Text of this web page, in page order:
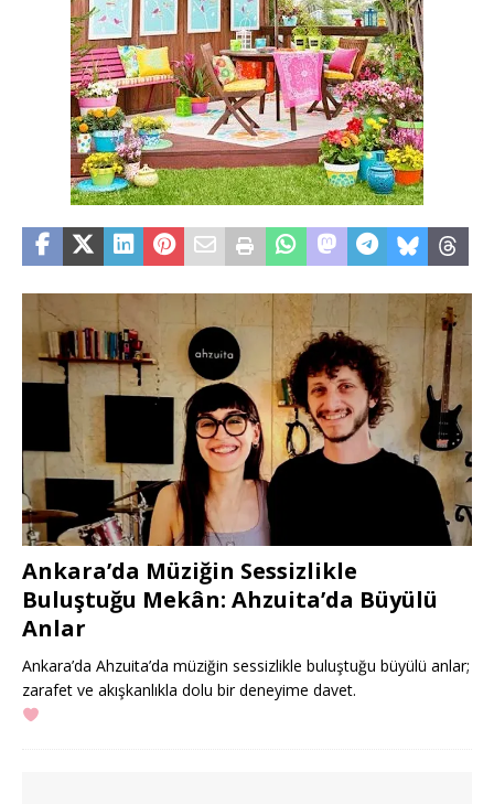
Ankara’da Müziğin Sessizlikle
Buluştuğu Mekân: Ahzuita’da Büyülü
Anlar
Ankara’da Ahzuita’da müziğin sessizlikle buluştuğu büyülü anlar;
zarafet ve akışkanlıkla dolu bir deneyime davet.